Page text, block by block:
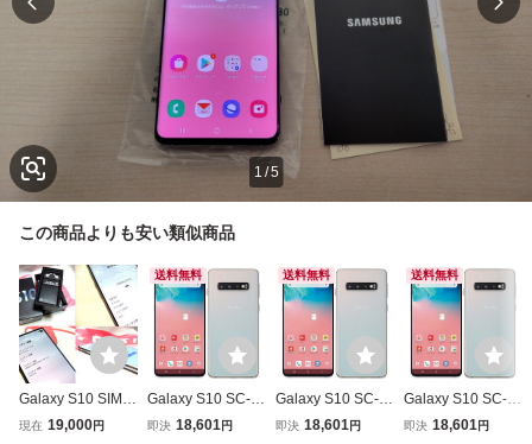
1/5
この商品よりも安い類似商品
Galaxy S10 SIMフ
リー【付属品あ
現在 19,000円
送料無料
Galaxy S10 SC-0
3L[128GB] docom
即決 18,601円
送料無料
Galaxy S10 SC-0
3L[128GB] docom
即決 18,601円
送料無料
Galaxy S10 SC-0
3L[128GB] docom
即決 18,601円